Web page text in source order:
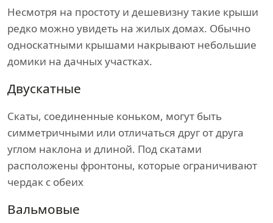
Несмотря на простоту и дешевизну такие крыши
редко можно увидеть на жилых домах. Обычно
односкатными крышами накрывают небольшие
домики на дачных участках.
Двускатные
Скаты, соединенные коньком, могут быть
симметричными или отличаться друг от друга
углом наклона и длиной. Под скатами
расположены фронтоны, которые ограничивают
чердак с обеих
Вальмовые